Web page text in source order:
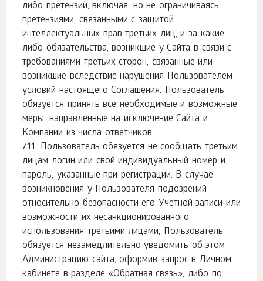
либо претензий, включая, но не ограничиваясь
претензиями, связанными с защитой
интеллектуальных прав третьих лиц, и за какие-
либо обязательства, возникшие у Сайта в связи с
требованиями третьих сторон, связанные или
возникшие вследствие нарушения Пользователем
условий настоящего Соглашения. Пользователь
обязуется принять все необходимые и возможные
меры, направленные на исключение Сайта и
Компании из числа ответчиков.
Пользователь обязуется не сообщать третьим
лицам логин или свой индивидуальный номер и
пароль, указанные при регистрации. В случае
возникновения у Пользователя подозрений
относительно безопасности его Учетной записи или
возможности их несанкционированного
использования третьими лицами, Пользователь
обязуется незамедлительно уведомить об этом
Администрацию сайта, оформив запрос в Личном
кабинете в разделе «Обратная связь», либо по